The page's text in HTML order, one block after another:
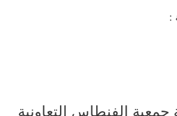
:
الفنطاس التعاونية